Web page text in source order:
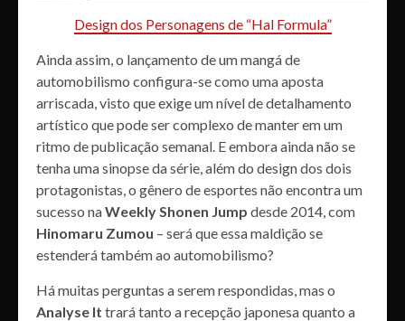
Design dos Personagens de “Hal Formula”
Ainda assim, o lançamento de um mangá de
automobilismo configura-se como uma aposta
arriscada, visto que exige um nível de detalhamento
artístico que pode ser complexo de manter em um
ritmo de publicação semanal. E embora ainda não se
tenha uma sinopse da série, além do design dos dois
protagonistas, o gênero de esportes não encontra um
sucesso naWeekly Shonen Jump desde 2014, com
Hinomaru Zumou – será que essa maldição se
estenderá também ao automobilismo?
Há muitas perguntas a serem respondidas, mas o
Analyse It trará tanto a recepção japonesa quanto a